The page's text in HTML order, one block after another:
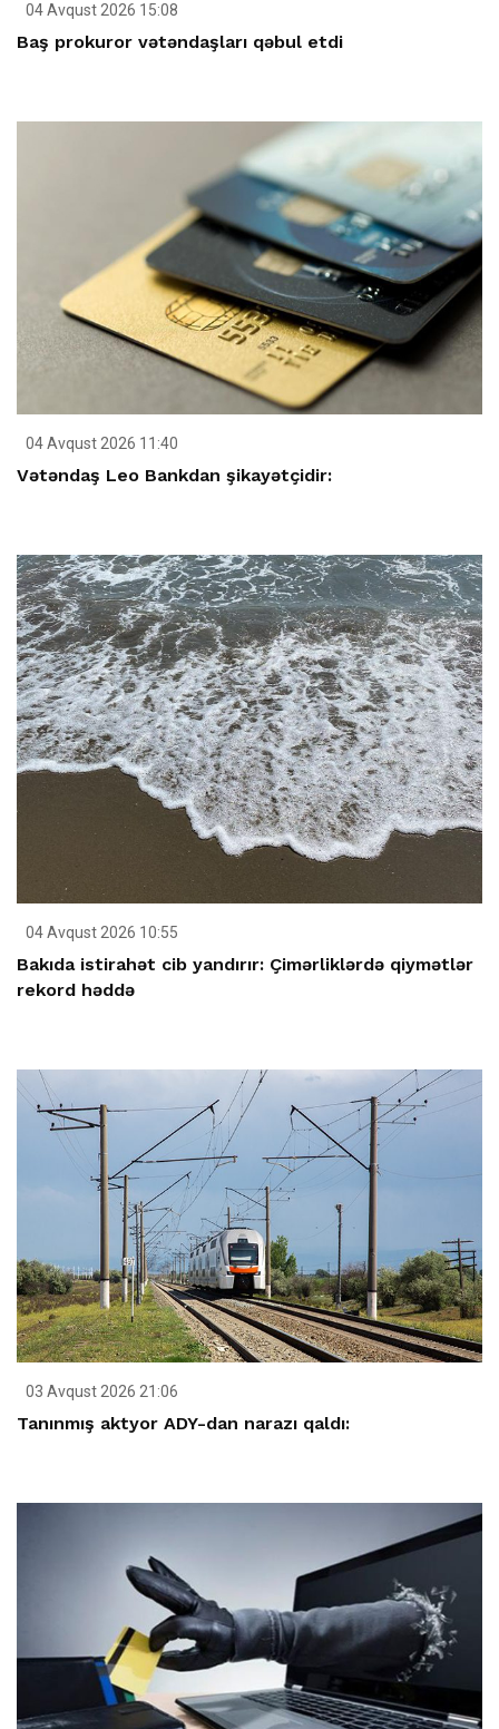
04 Avqust 2026 15:08
Baş prokuror vətəndaşları qəbul etdi
04 Avqust 2026 11:40
Vətəndaş Leo Bankdan şikayətçidir:
04 Avqust 2026 10:55
Bakıda istirahət cib yandırır: Çimərliklərdə qiymətlər
rekord həddə
03 Avqust 2026 21:06
Tanınmış aktyor ADY-dan narazı qaldı: